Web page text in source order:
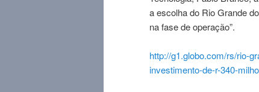
a escolha do Rio Grande
na fase de operação”.
http://g1.globo.com/rs/rio-
investimento-de-r-340-